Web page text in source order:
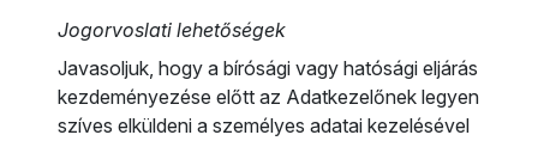
Jogorvoslati lehetőségek
Javasoljuk, hogy a bírósági vagy hatósági eljárás
kezdeményezése előtt az Adatkezelőnek legyen
szíves elküldeni a személyes adatai kezelésével